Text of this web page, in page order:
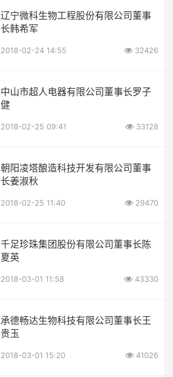
辽宁微科生物工程股份有限公司董事
长韩希军
2018-02-24 14:55 32426
中山市超人电器有限公司董事长罗子
健
2018-02-25 09:41 33128
朝阳凌塔酿造科技开发有限公司董事
长姜淑秋
2018-02-25 11:40 29470
千足珍珠集团股份有限公司董事长陈
夏英
2018-03-01 11:58 43330
承德畅达生物科技有限公司董事长王
贵玉
2018-03-01 15:20 41026